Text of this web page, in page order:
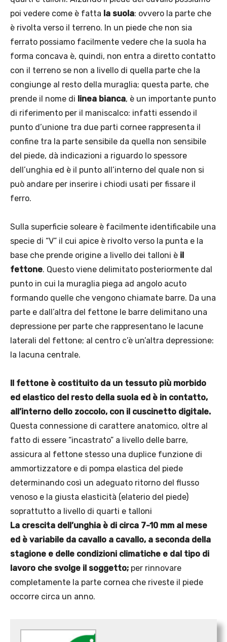
poi vedere come è fatta la suola: ovvero la parte che
è rivolta verso il terreno. In un piede che non sia
ferrato possiamo facilmente vedere che la suola ha
forma concava è, quindi, non entra a diretto contatto
con il terreno se non a livello di quella parte che la
congiunge al resto della muraglia; questa parte, che
prende il nome di linea bianca, è un importante punto
di riferimento per il maniscalco: infatti essendo il
punto d’unione tra due parti cornee rappresenta il
confine tra la parte sensibile da quella non sensibile
del piede, dà indicazioni a riguardo lo spessore
dell’unghia ed è il punto all’interno del quale non si
può andare per inserire i chiodi usati per fissare il
ferro.
Sulla superficie soleare è facilmente identificabile una
specie di “V” il cui apice è rivolto verso la punta e la
base che prende origine a livello dei talloni è il
fettone. Questo viene delimitato posteriormente dal
punto in cui la muraglia piega ad angolo acuto
formando quelle che vengono chiamate barre. Da una
parte e dall’altra del fettone le barre delimitano una
depressione per parte che rappresentano le lacune
laterali del fettone; al centro c’è un’altra depressione:
la lacuna centrale.
Il fettone è costituito da un tessuto più morbido
ed elastico del resto della suola ed è in contatto,
all’interno dello zoccolo, con il cuscinetto digitale.
Questa connessione di carattere anatomico, oltre al
fatto di essere “incastrato” a livello delle barre,
assicura al fettone stesso una duplice funzione di
ammortizzatore e di pompa elastica del piede
determinando così un adeguato ritorno del flusso
venoso e la giusta elasticità (elaterio del piede)
soprattutto a livello di quarti e talloni
La crescita dell’unghia è di circa 7-10 mm al mese
ed è variabile da cavallo a cavallo, a seconda della
stagione e delle condizioni climatiche e dal tipo di
lavoro che svolge il soggetto; per rinnovare
completamente la parte cornea che riveste il piede
occorre circa un anno.